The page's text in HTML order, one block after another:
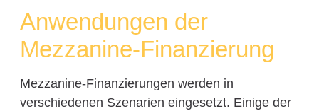
Anwendungen der
Mezzanine-Finanzierung
Mezzanine-Finanzierungen werden in
verschiedenen Szenarien eingesetzt. Einige der